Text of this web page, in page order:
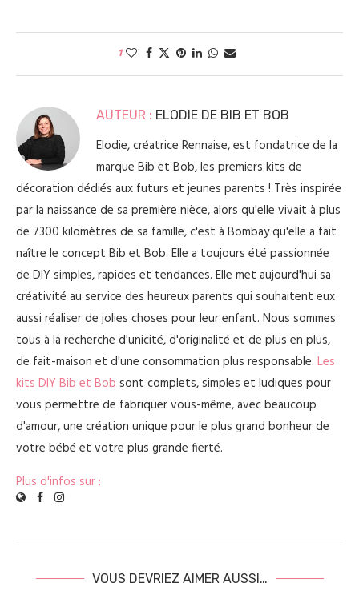
1
AUTEUR : ELODIE DE BIB ET BOB
Elodie, créatrice Rennaise, est fondatrice de la
marque Bib et Bob, les premiers kits de
décoration dédiés aux futurs et jeunes parents ! Très inspirée
par la naissance de sa première nièce, alors qu'elle vivait à plus
de 7300 kilomètres de sa famille, c'est à Bombay qu'elle a fait
naître le concept Bib et Bob. Elle a toujours été passionnée
de DIY simples, rapides et tendances. Elle met aujourd'hui sa
créativité au service des heureux parents qui souhaitent eux
aussi réaliser de jolies choses pour leur enfant. Nous sommes
tous à la recherche d'unicité, d'originalité et de plus en plus,
de fait-maison et d'une consommation plus responsable. Les
kits DIY Bib et Bob sont complets, simples et ludiques pour
vous permettre de fabriquer vous-même, avec beaucoup
d'amour, une création unique pour le plus grand bonheur de
votre bébé et votre plus grande fierté.
Plus d'infos sur :
VOUS DEVRIEZ AIMER AUSSI…